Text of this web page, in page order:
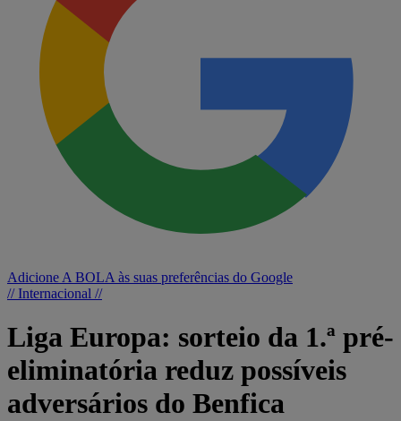
Adicione A BOLA às suas preferências do Google
// Internacional //
Liga Europa: sorteio da 1.ª pré-
eliminatória reduz possíveis
adversários do Benfica